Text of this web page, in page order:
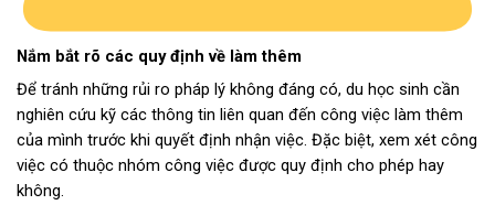
Nắm bắt rõ các quy định về làm thêm
Để tránh những rủi ro pháp lý không đáng có, du học sinh cần
nghiên cứu kỹ các thông tin liên quan đến công việc làm thêm
của mình trước khi quyết định nhận việc. Đặc biệt, xem xét công
việc có thuộc nhóm công việc được quy định cho phép hay
không.